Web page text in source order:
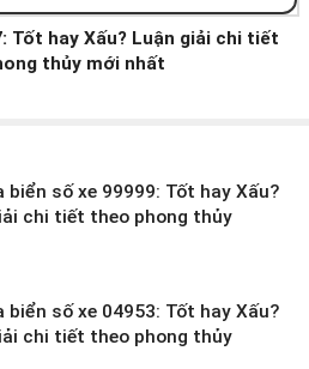
Tốt hay Xấu? Luận giải chi tiết
thủy mới nhất
biển số xe 99999: Tốt hay Xấu?
chi tiết theo phong thủy
biển số xe 04953: Tốt hay Xấu?
chi tiết theo phong thủy